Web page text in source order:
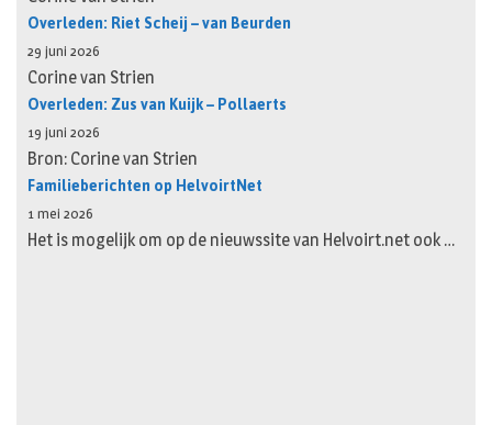
Overleden: Riet Scheij – van Beurden
29 juni 2026
Corine van Strien
Overleden: Zus van Kuijk – Pollaerts
19 juni 2026
Bron: Corine van Strien
Familieberichten op HelvoirtNet
1 mei 2026
Het is mogelijk om op de nieuwssite van Helvoirt.net ook …